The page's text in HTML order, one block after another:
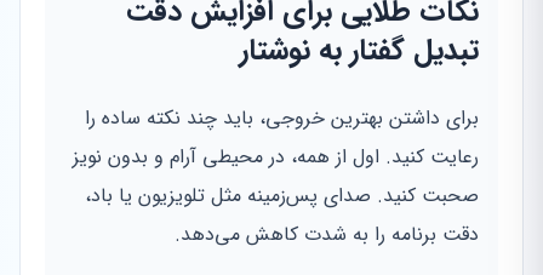
نکات طلایی برای افزایش دقت
تبدیل گفتار به نوشتار
برای داشتن بهترین خروجی، باید چند نکته ساده را
رعایت کنید. اول از همه، در محیطی آرام و بدون نویز
صحبت کنید. صدای پس‌زمینه مثل تلویزیون یا باد،
دقت برنامه را به شدت کاهش می‌دهد.